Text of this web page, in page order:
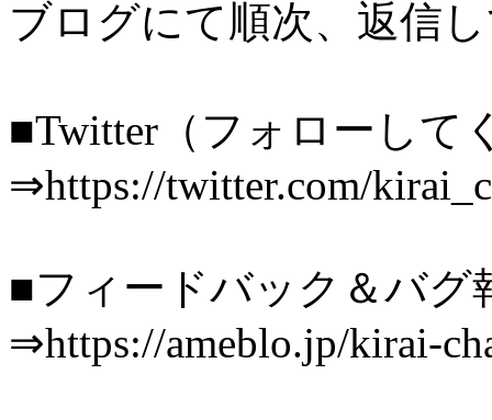
ブログにて順次、返信
■Twitter（フォローして
⇒https://twitter.com/
■フィードバック＆バグ
⇒https://ameblo.jp/kirai-